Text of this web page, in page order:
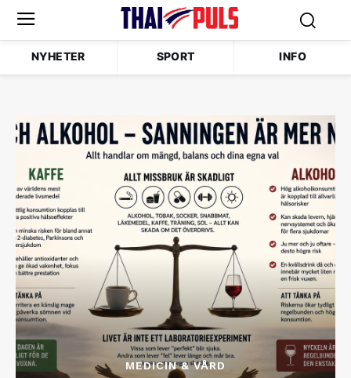
NYHETER SPORT INFO
MEDICIN & VÅRD